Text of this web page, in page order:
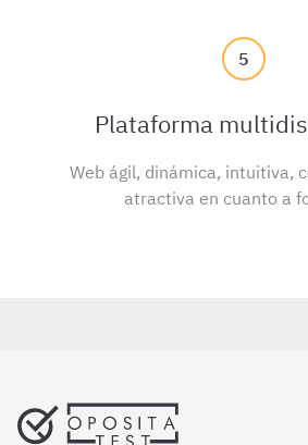
5
Plataforma
Web ágil, dinámica, intuitiva,
atractiva en cuanto a